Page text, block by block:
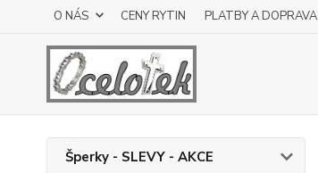
O NÁS CENY RYTIN PLATBY A DOPRAVA
Šperky - SLEVY - AKCE